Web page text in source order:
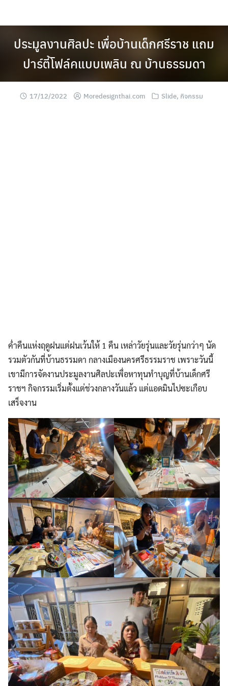
ประมูลงานศิลปะ เพื่อบ้านเด็กศรีราช แถม
ปาร์ตี้โฟล์คแบบเพลิน ณ บ้านธรรมดา
17/12/2022 Moredesignthai.com Slide, กิจกรรม
ค่ำคืนแห่งฤดูฝนแต่ฝนเว้นให้ 1 คืน เหล่าวัยรุ่นและวัยรุ่นกว่าๆ นัด
รวมตัวกันที่บ้านธรรมดา กลางเมืองนครศรีธรรมราช เพราะวันนี้
เขามีการจัดงานประมูลงานศิลปะเพื่อหาทุนทำบุญที่บ้านเด็กศรี
ราชฯ กิจกรรมเริ่มตั้งแต่ช่วงกลางวันแล้ว แต่แอดมินไปซะเกือบ
เสร็จงาน